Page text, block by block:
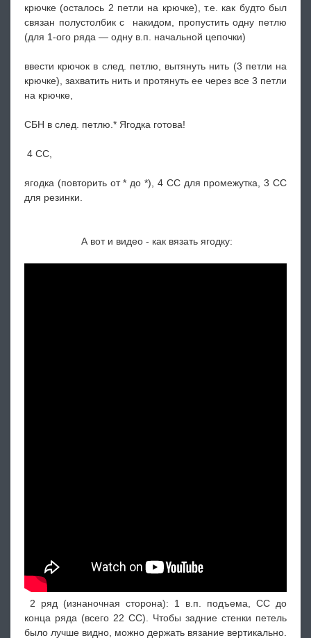
крючке (осталось 2 петли на крючке), т.е. как будто был
связан полустолбик с накидом, пропустить одну петлю
(для 1-ого ряда — одну в.п. начальной цепочки)
ввести крючок в след. петлю, вытянуть нить (3 петли на
крючке), захватить нить и протянуть ее через все 3 петли
на крючке,
СБН в след. петлю.* Ягодка готова!
4 СС,
ягодка (повторить от * до *), 4 СС для промежутка, 3 СС
для резинки.
А вот и видео - как вязать ягодку:
2 ряд (изнаночная сторона): 1 в.п. подъема, СС до
конца ряда (всего 22 СС). Чтобы задние стенки петель
было лучше видно, можно держать вязание вертикально.